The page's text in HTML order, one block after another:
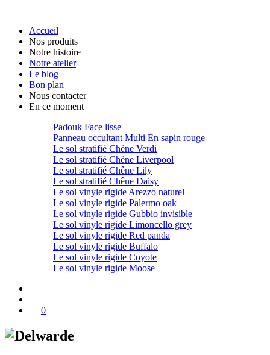
Accueil
Nos produits
Notre histoire
Notre atelier
Le blog
Bon plan
Nous contacter
En ce moment
Padouk Face lisse
Panneau occultant Multi En sapin rouge
Le sol stratifié Chêne Verdi
Le sol stratifié Chêne Liverpool
Le sol stratifié Chêne Lily
Le sol stratifié Chêne Daisy
Le sol vinyle rigide Arezzo naturel
Le sol vinyle rigide Palermo oak
Le sol vinyle rigide Gubbio invisible
Le sol vinyle rigide Limoncello grey
Le sol vinyle rigide Red panda
Le sol vinyle rigide Buffalo
Le sol vinyle rigide Coyote
Le sol vinyle rigide Moose
0